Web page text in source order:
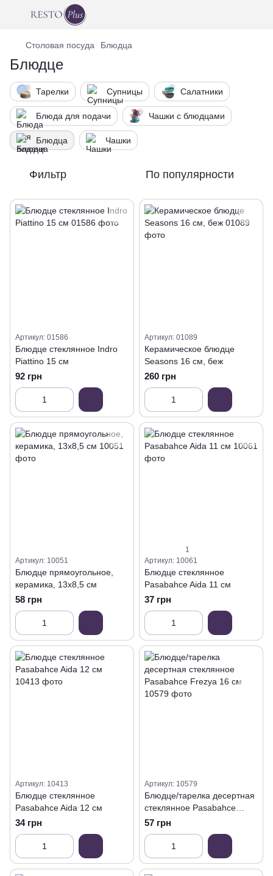
Столовая посуда Блюдца
Блюдце
Тарелки Супницы Салатники
Блюда для подачи Чашки с блюдцами
Блюдца Чашки
Фильтр По популярности
Артикул: 01586
Блюдце стеклянное Indro
Piattino 15 см
92 грн
Артикул: 01089
Керамическое блюдце
Seasons 16 см, беж
260 грн
Артикул: 10051
Блюдце прямоугольное,
керамика, 13х8,5 см
58 грн
1
Артикул: 10061
Блюдце стеклянное
Pasabahce Aida 11 см
37 грн
Артикул: 10413
Блюдце стеклянное
Pasabahce Aida 12 см
34 грн
Артикул: 10579
Блюдце/тарелка десертная
стеклянное Pasabahce
Frezya 16 см
57 грн